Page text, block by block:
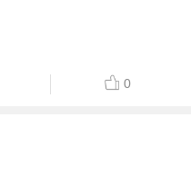
0